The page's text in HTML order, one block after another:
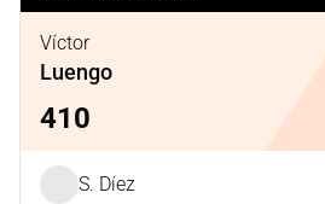
Víctor
Luengo
410
S. Díez